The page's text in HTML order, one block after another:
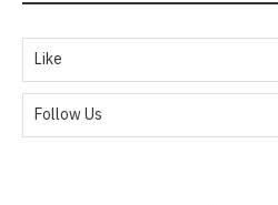
Like
Follow Us